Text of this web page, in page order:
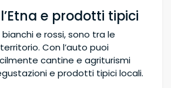
e prodotti tipici
bianchi e rossi, sono tra le
Con l’auto puoi
cantine e agriturismi
e prodotti tipici locali.